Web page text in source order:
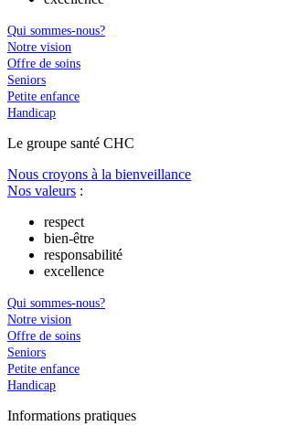
Qui sommes-nous?
Notre vision
Offre de soins
Seniors
Petite enfance
Handicap
Le groupe santé CHC
Nous croyons à la bienveillance
Nos valeurs :
respect
bien-être
responsabilité
excellence
Qui sommes-nous?
Notre vision
Offre de soins
Seniors
Petite enfance
Handicap
Informations pratiques